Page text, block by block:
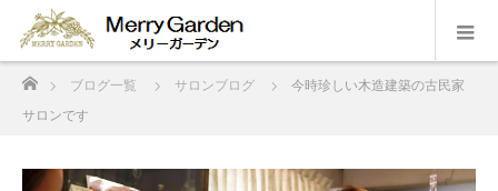
ブログ一覧 サロンブログ
今時珍しい木造建築の古民家
サロンです